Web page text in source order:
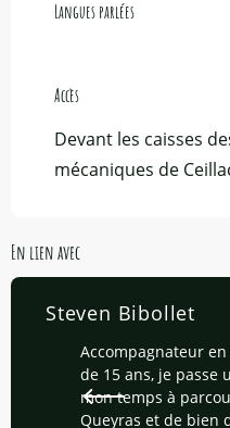
Langues parlées
Langues parlées
Accès
Accès
Devant les caisses
mécaniques de
En lien avec
Steven Bibollet
Accompagnateur
de 15 ans, je passe
mon temps à
Queyras et de bien